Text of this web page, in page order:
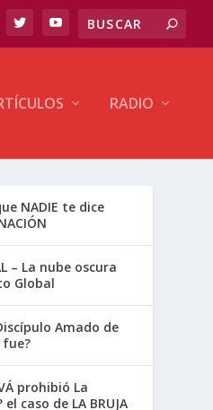
RADIO
NADIE te dice
– La nube oscura
Global
Amado de
fue?
prohibió La
caso de LA BRUJA